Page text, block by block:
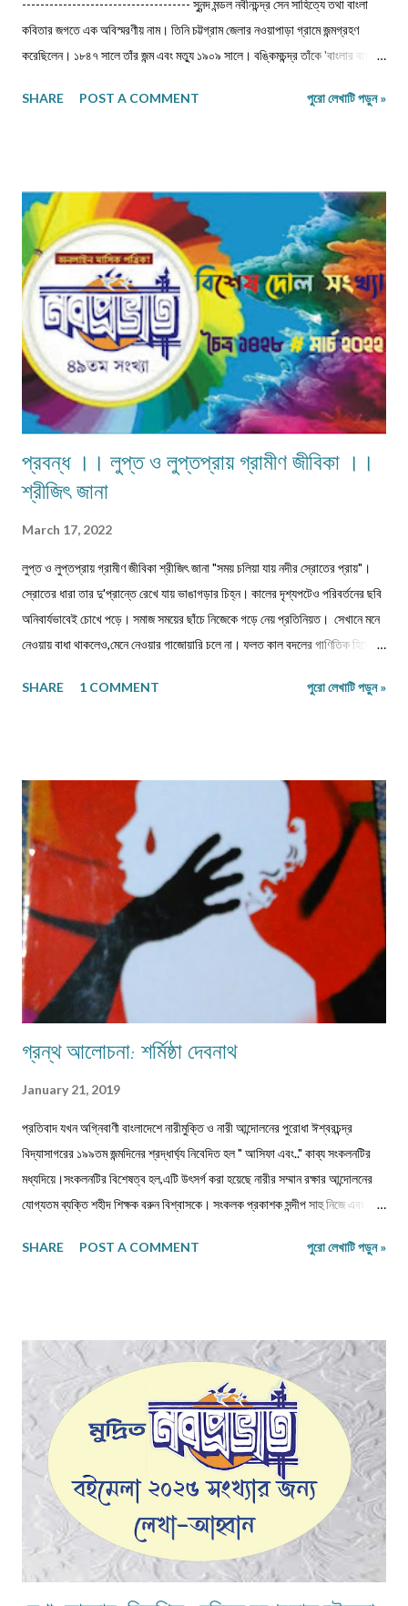
------------------------------------- সুনন্দ মন্ডল নবীনচন্দ্র সেন সাহিত্যে তথা বাংলা
কবিতার জগতে এক অবিস্মরণীয় নাম। তিনি চট্টগ্রাম জেলার নওয়াপাড়া গ্রামে জন্মগ্রহণ
করেছিলেন। ১৮৪৭ সালে তাঁর জন্ম এবং মত্যু ১৯০৯ সালে। বঙ্কিমচন্দ্র তাঁকে 'বাংলার বায়রন'
প্রয়াসী হয়ে ভবিষ্যতের স্বপ্ন দেখেছেন।মধুসূদন-হেমচন্দ্র-নবীনচন্দ্র--এই তিন কবি বাংলা
'ত্রয়ী' কাব্যে ধর্মীয় ভাবধারার আবেগ ফুটিয়ে তোলা হয়েছে। ‎ ‎নবীনচন্দ্র সেন বহু কাব্য
লিখেছেন। যেমন- 'অবকাশরঞ্জিনী','পলাশীর যুদ্ধ', 'ক্লিওপেট্রা', 'রঙ্গমতী', 'খ্রীষ্ট', ...
SHARE POST A COMMENT পুরো লেখাটি পড়ুন »
প্রবন্ধ ।। লুপ্ত ও লুপ্তপ্রায় গ্রামীণ জীবিকা ।।
শ্রীজিৎ জানা
March 17, 2022
লুপ্ত ও লুপ্তপ্রায় গ্রামীণ জীবিকা শ্রীজিৎ জানা "সময় চলিয়া যায় নদীর স্রোতের প্রায়"।
স্রোতের ধারা তার দু'প্রান্তে রেখে যায় ভাঙাগড়ার চিহ্ন। কালের দৃশ্যপটেও পরিবর্তনের ছবি
অনিবার্যভাবেই চোখে পড়ে। সমাজ সময়ের ছাঁচে নিজেকে গড়ে নেয় প্রতিনিয়ত। সেখানে মনে
নেওয়ায় বাধা থাকলেও,মেনে নেওয়ার গাজোয়ারি চলে না। ফলত কাল বদলের গাণিতিক হিসেবে
থাকার সংগ্রাম। মানুষের জীবনযাপনের ক্ষেত্রে আজকে যা অত্যাবশ্যকীয় কাল তার বিকল্প রূপ
এককালীন। সব পেশার লোকেরাই কত নিষ্ঠা ভরে গাঁয়ে তাদের পরিষেবা দিত। বিনিময়ে
সামান্য আয় হত তাদের। আর সেই আয়টুকুই ছিল তাদের সংসার নির্বাহের একমাত্র উপায়।
কালে কালান্তরে সেই সব পেশা,সেই সব সমাজবন্ধুরা হারিয়ে গ্যাছে। শুধুমাত্র তারা বেঁচে
আছে অগ্রজের গল্পকথায়,আর বিভিন...
SHARE 1 COMMENT পুরো লেখাটি পড়ুন »
গ্রন্থ আলোচনা: শর্মিষ্ঠা দেবনাথ
January 21, 2019
প্রতিবাদ যখন অগ্নিবাণী বাংলাদেশে নারীমুক্তি ও নারী আন্দোলনের পুরোধা ঈশ্বরচন্দ্র
বিদ্যাসাগরের ১৯৯তম জন্মদিনের শ্রদ্ধার্ঘ্য নিবেদিত হল " আসিফা এবং.." কাব্য সংকলনটির
মধ্যদিয়ে।সংকলনটির বিশেষত্ব হল,এটি উৎসর্গ করা হয়েছে নারীর সম্মান রক্ষার আন্দোলনের
যোগ্যতম ব্যক্তি শহীদ শিক্ষক বরুন বিশ্বাসকে। সংকলক প্রকাশক সন্দীপ সাহু নিজে এবং
অনুবন্ধ নয়, এক একটি অগ্নিবাণী।আসলে জীবনকে দেখার স্বাতন্ত্র‍্যে কবিরা সব সময়ই
আমাদের নিয়ে এসেছে সামাজিক অবক্ষয়ের শেষধাপে যেখানে নৈতিকতা,পাপবোধ,গ্লানিকে সরিয়ে
রেখে, সমাজের বানানো নিয়মকে তোয়াক্কা না করে,অনায়াস দক্ষতায় ও ক্ষিপ্রতায় নিজেরই
ধর্মচেতনাকে জলাঞ্জলি দিয়ে কিছু মানুষ তার পশুত্বের পরিচয় দিয়েছে ধর্ষণ ও ন...
SHARE POST A COMMENT পুরো লেখাটি পড়ুন »